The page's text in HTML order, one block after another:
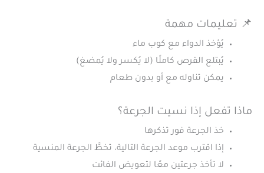
📌 تعليمات مهمة
يُؤخذ الدواء مع كوب ماء
يُبتلع القرص كاملًا (لا يُكسر ولا يُمضغ)
يمكن تناوله مع أو بدون طعام
ماذا تفعل إذا نسيت الجرعة؟
خذ الجرعة فور تذكرها
إذا اقترب موعد الجرعة التالية، تخطَّ الجرعة المنسية
لا تأخذ جرعتين معًا لتعويض الفائت